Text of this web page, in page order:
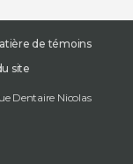
de témoins
site
Dentaire Nicolas